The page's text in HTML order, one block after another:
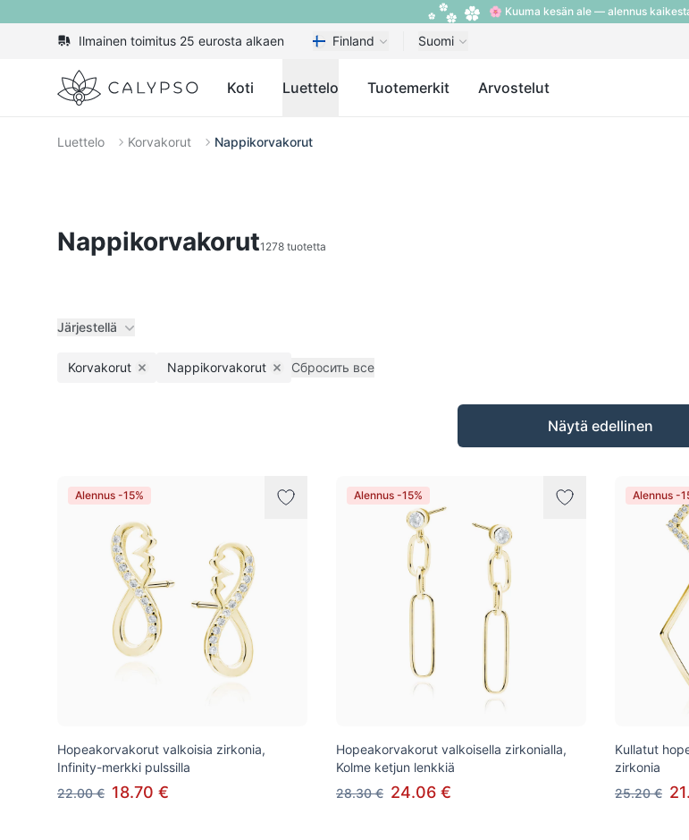
🌸 Kuuma kesän ale — alennus
Ilmainen toimitus 25 eurosta alkaen Finland Suomi
Calypso Koti Luettelo Tuotemerkit Arvostelut
Luettelo Korvakorut Nappikorvakorut
Nappikorvakorut1278 tuotetta
Järjestellä
Korvakorut Remove filter
Nappikorvakorut Remove filter
Сбросить все
Näytä edellinen
Alennus -15%
Hopeakorvakorut valkoisia zirkonia,
Infinity-merkki pulssilla
22.00 € 18.70 €
Alennus -15%
Hopeakorvakorut valkoisella zirkonialla,
Kolme ketjun lenkkiä
28.30 € 24.06 €
Alennus -
Kullatut
zirkonia
25.20 €